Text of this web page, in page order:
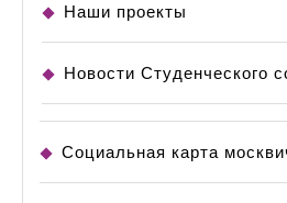
Наши проекты
Новости Студенческого
Социальная карта